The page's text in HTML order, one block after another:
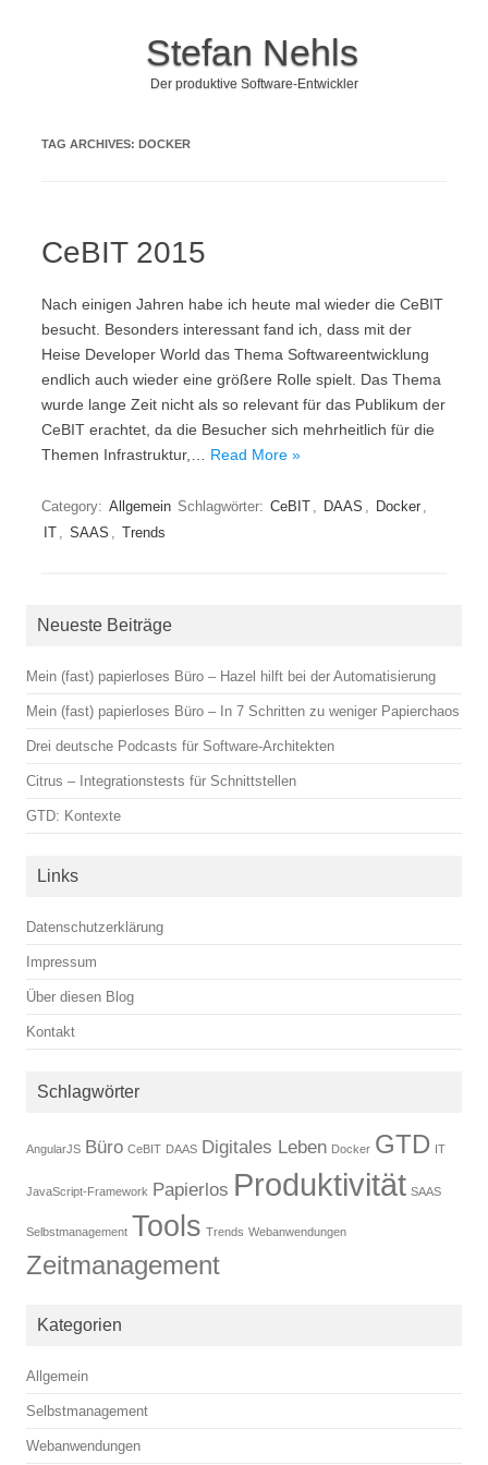
Stefan Nehls
Der produktive Software-Entwickler
TAG ARCHIVES: DOCKER
CeBIT 2015
Nach einigen Jahren habe ich heute mal wieder die CeBIT
besucht. Besonders interessant fand ich, dass mit der
Heise Developer World das Thema Softwareentwicklung
endlich auch wieder eine größere Rolle spielt. Das Thema
wurde lange Zeit nicht als so relevant für das Publikum der
CeBIT erachtet, da die Besucher sich mehrheitlich für die
Themen Infrastruktur,… Read More »
Category: Allgemein Schlagwörter: CeBIT , DAAS , Docker ,
IT , SAAS , Trends
Neueste Beiträge
Mein (fast) papierloses Büro – Hazel hilft bei der Automatisierung
Mein (fast) papierloses Büro – In 7 Schritten zu weniger Papierchaos
Drei deutsche Podcasts für Software-Architekten
Citrus – Integrationstests für Schnittstellen
GTD: Kontexte
Links
Datenschutzerklärung
Impressum
Über diesen Blog
Kontakt
Schlagwörter
AngularJS Büro CeBIT DAAS Digitales Leben Docker GTD IT
JavaScript-Framework Papierlos Produktivität SAAS
Selbstmanagement Tools Trends Webanwendungen
Zeitmanagement
Kategorien
Allgemein
Selbstmanagement
Webanwendungen